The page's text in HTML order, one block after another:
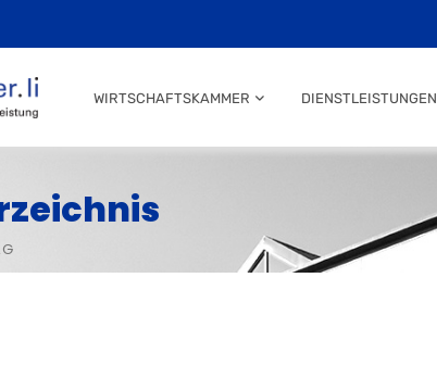
WIRTSCHAFTSKAMMER DIENSTLEISTUNGEN